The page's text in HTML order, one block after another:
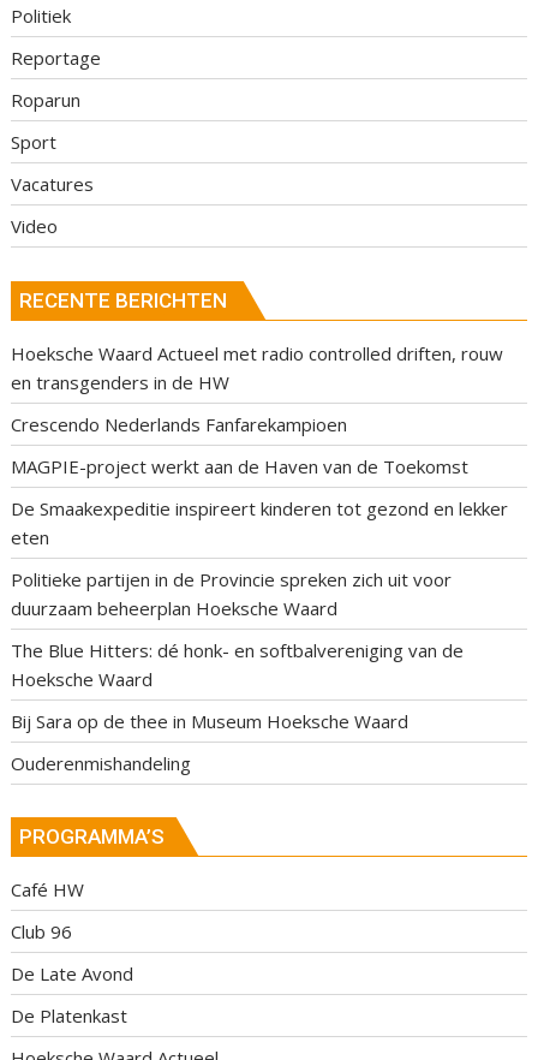
Politiek
Reportage
Roparun
Sport
Vacatures
Video
RECENTE BERICHTEN
Hoeksche Waard Actueel met radio controlled driften, rouw
en transgenders in de HW
Crescendo Nederlands Fanfarekampioen
MAGPIE-project werkt aan de Haven van de Toekomst
De Smaakexpeditie inspireert kinderen tot gezond en lekker
eten
Politieke partijen in de Provincie spreken zich uit voor
duurzaam beheerplan Hoeksche Waard
The Blue Hitters: dé honk- en softbalvereniging van de
Hoeksche Waard
Bij Sara op de thee in Museum Hoeksche Waard
Ouderenmishandeling
PROGRAMMA’S
Café HW
Club 96
De Late Avond
De Platenkast